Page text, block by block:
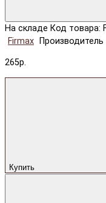
На складе Код товара:
Firmax
Производитель
265р.
Купить